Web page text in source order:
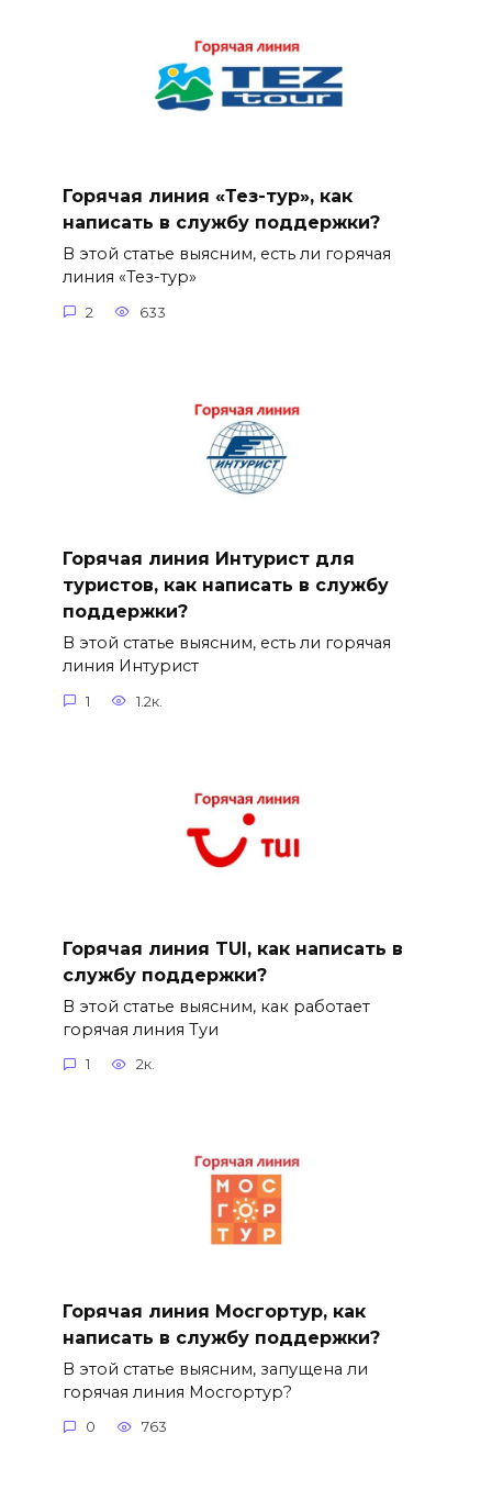
Горячая линия «Тез-тур», как
написать в службу поддержки?
В этой статье выясним, есть ли горячая
линия «Тез-тур»
2 633
Горячая линия Интурист для
туристов, как написать в службу
поддержки?
В этой статье выясним, есть ли горячая
линия Интурист
1 1.2к.
Горячая линия TUI, как написать в
службу поддержки?
В этой статье выясним, как работает
горячая линия Туи
1 2к.
Горячая линия Мосгортур, как
написать в службу поддержки?
В этой статье выясним, запущена ли
горячая линия Мосгортур?
0 763